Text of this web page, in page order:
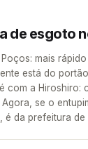
de esgoto
mais rápido
está do
com a Hiroshiro:
se o
da prefeitura de